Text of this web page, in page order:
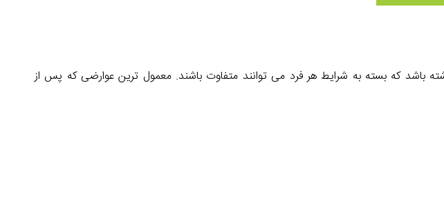
باشد که بسته به شرایط هر فرد می توانند متفاوت باشند. معمول ترین عوارضی که پس از